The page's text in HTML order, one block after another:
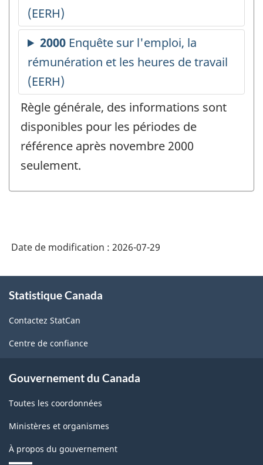
Règle générale, des informations sont
disponibles pour les périodes de
référence après novembre 2000
seulement.
Date de modification : 2026-07-29
propos
ce
site
Statistique Canada
Contactez StatCan
Centre de confiance
Gouvernement du Canada
Toutes les coordonnées
Ministères et organismes
À propos du gouvernement